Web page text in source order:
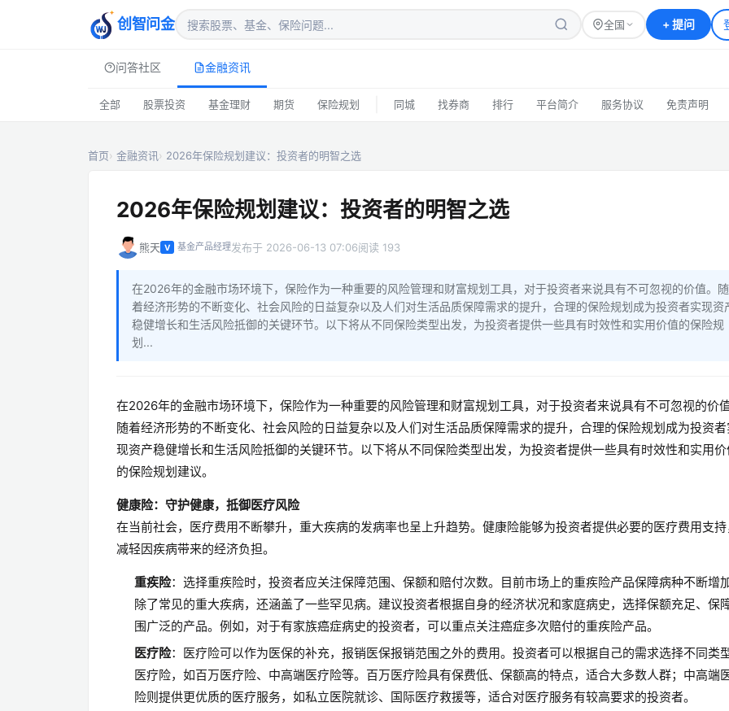
创智问金 全国 +提问
问答社区 金融资讯
全部 股票投资 基金理财 期货 保险规划 同城 找券商 排行 平台简介 服务协议 免责声明
首页 金融资讯 2026年保险规划建议：投资者的明智之选
2026年保险规划建议：投资者的明智之选
熊天 V 基金产品经理发布于 2026-06-13 07:06阅读 193
在2026年的金融市场环境下，保险作为一种重要的风险管理和财富规划工具，对于投资者来说具有不可忽视的价值。随
着经济形势的不断变化、社会风险的日益复杂以及人们对生活品质保障需求的提升，合理的保险规划成为投资者实现资
稳健增长和生活风险抵御的关键环节。以下将从不同保险类型出发，为投资者提供一些具有时效性和实用价值的保险规
划...
在2026年的金融市场环境下，保险作为一种重要的风险管理和财富规划工具，对于投资者来说具有不可忽视的价值
随着经济形势的不断变化、社会风险的日益复杂以及人们对生活品质保障需求的提升，合理的保险规划成为投资者
现资产稳健增长和生活风险抵御的关键环节。以下将从不同保险类型出发，为投资者提供一些具有时效性和实用价
的保险规划建议。
健康险：守护健康，抵御医疗风险
在当前社会，医疗费用不断攀升，重大疾病的发病率也呈上升趋势。健康险能够为投资者提供必要的医疗费用支持
减轻因疾病带来的经济负担。
重疾险：选择重疾险时，投资者应关注保障范围、保额和赔付次数。目前市场上的重疾险产品保障病种不断增加
除了常见的重大疾病，还涵盖了一些罕见病。建议投资者根据自身的经济状况和家庭病史，选择保额充足、保
围广泛的产品。例如，对于有家族癌症病史的投资者，可以重点关注癌症多次赔付的重疾险产品。
医疗险：医疗险可以作为医保的补充，报销医保报销范围之外的费用。投资者可以根据自己的需求选择不同类
医疗险，如百万医疗险、中高端医疗险等。百万医疗险具有保费低、保额高的特点，适合大多数人群；中高端
险则提供更优质的医疗服务，如私立医院就诊、国际医疗救援等，适合对医疗服务有较高要求的投资者。